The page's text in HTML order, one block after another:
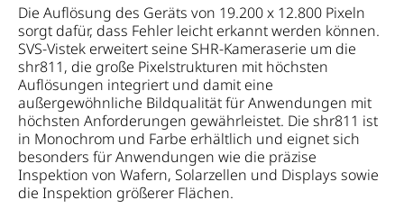
Die Auflösung des Geräts von 19.200 x 12.800 Pixeln
sorgt dafür, dass Fehler leicht erkannt werden können.
SVS-Vistek erweitert seine SHR-Kameraserie um die
shr811, die große Pixelstrukturen mit höchsten
Auflösungen integriert und damit eine
außergewöhnliche Bildqualität für Anwendungen mit
höchsten Anforderungen gewährleistet. Die shr811 ist
in Monochrom und Farbe erhältlich und eignet sich
besonders für Anwendungen wie die präzise
Inspektion von Wafern, Solarzellen und Displays sowie
die Inspektion größerer Flächen.